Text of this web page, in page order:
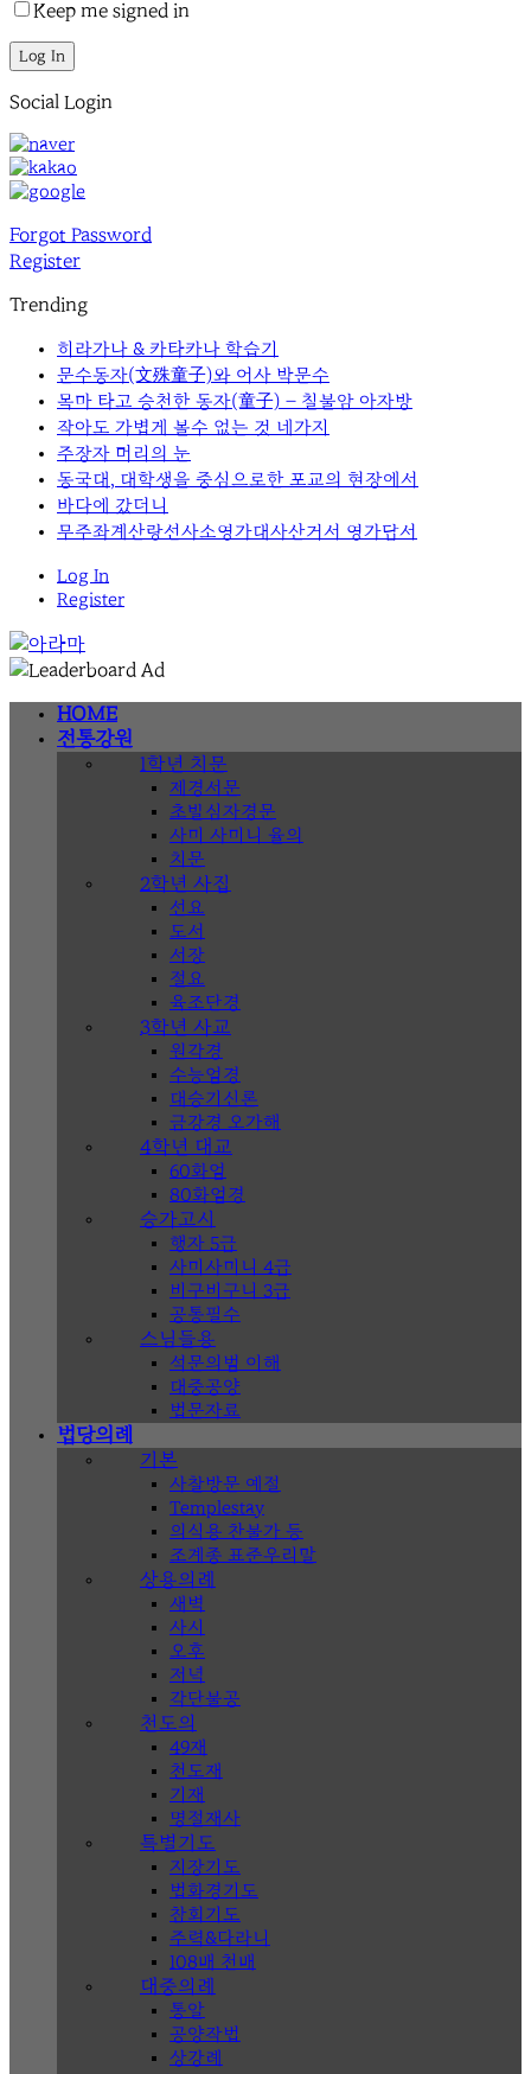
Keep me signed in
Log In
Social Login
Forgot Password
Register
Trending
히라가나 & 카타카나 학습기
문수동자(文殊童子)와 어사 박문수
목마 타고 승천한 동자(童子) – 칠불암 아자방
작아도 가볍게 볼수 없는 것 네가지
주장자 머리의 눈
동국대, 대학생을 중심으로한 포교의 현장에서
바다에 갔더니
무주좌계산랑선사소영가대사산거서 영가답서
Log In
Register
HOME
전통강원
1학년 치문
제경서문
초발심자경문
사미 사미니 율의
치문
2학년 사집
선요
도서
서장
절요
육조단경
3학년 사교
원각경
수능엄경
대승기신론
금강경 오가해
4학년 대교
60화엄
80화엄경
승가고시
행자 5급
사미사미니 4급
비구비구니 3급
공통필수
스님들용
석문의범 이해
대중공양
법문자료
법당의례
기본
사찰방문 예절
Templestay
의식용 찬불가 등
조계종 표준우리말
상용의례
새벽
사시
오후
저녁
각단불공
천도의
49재
천도재
기재
명절재사
특별기도
지장기도
법화경기도
참회기도
주력&다라니
108배 천배
대중의례
통알
공양작법
상강례